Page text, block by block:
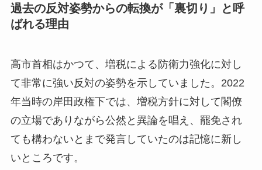
過去の反対姿勢からの転換が「裏切り」と呼
ばれる理由
高市首相はかつて、増税による防衛力強化に対し
て非常に強い反対の姿勢を示していました。2022
年当時の岸田政権下では、増税方針に対して閣僚
の立場でありながら公然と異論を唱え、罷免され
ても構わないとまで発言していたのは記憶に新し
いところです。